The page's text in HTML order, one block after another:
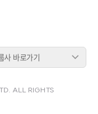
사 바로가기
ALL RIGHTS